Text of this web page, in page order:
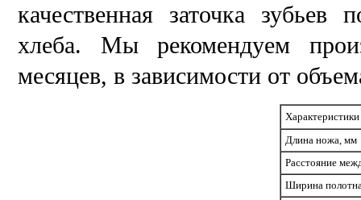
качественная заточка зубьев
хлеба. Мы рекомендуем
месяцев, в зависимости от
Длина ножа, мм
Расстояние
Ширина